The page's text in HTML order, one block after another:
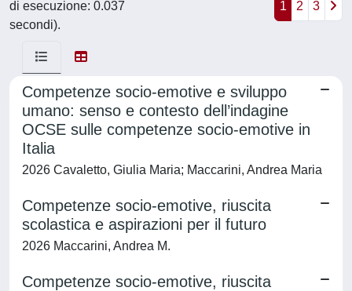
di esecuzione: 0.037
secondi).
1 2 3
Competenze socio-emotive e sviluppo
umano: senso e contesto dell’indagine
OCSE sulle competenze socio-emotive in
Italia
2026 Cavaletto, Giulia Maria; Maccarini, Andrea Maria
Competenze socio-emotive, riuscita
scolastica e aspirazioni per il futuro
2026 Maccarini, Andrea M.
Competenze socio-emotive, riuscita